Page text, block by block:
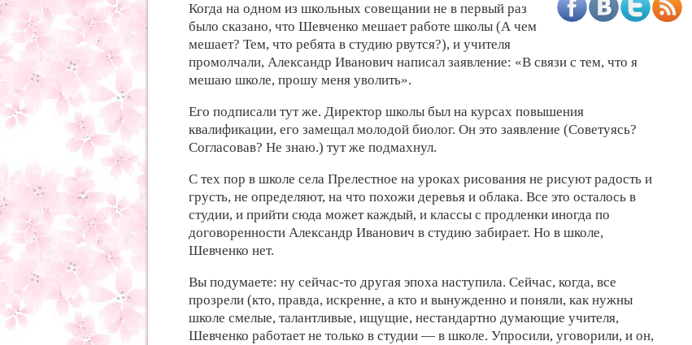
Когда на одном из школьных совещании не в первый раз
было сказано, что Шевченко мешает работе школы (А чем
мешает? Тем, что ребята в студию рвутся?), и учителя
промолчали, Александр Иванович написал заявление: «В связи с тем, что я
мешаю школе, прошу меня уволить».
Его подписали тут же. Директор школы был на курсах повышения
квалификации, его замещал молодой биолог. Он это заявление (Советуясь?
Согласовав? Не знаю.) тут же подмахнул.
С тех пор в школе села Прелестное на уроках рисования не рисуют радость и
грусть, не определяют, на что похожи деревья и облака. Все это осталось в
студии, и прийти сюда может каждый, и классы с продленки иногда по
договоренности Александр Иванович в студию забирает. Но в школе,
Шевченко нет.
Вы подумаете: ну сейчас-то другая эпоха наступила. Сейчас, когда, все
прозрели (кто, правда, искренне, а кто и вынужденно и поняли, как нужны
школе смелые, талантливые, ищущие, нестандартно думающие учителя,
Шевченко работает не только в студии — в школе. Упросили, уговорили, и он,